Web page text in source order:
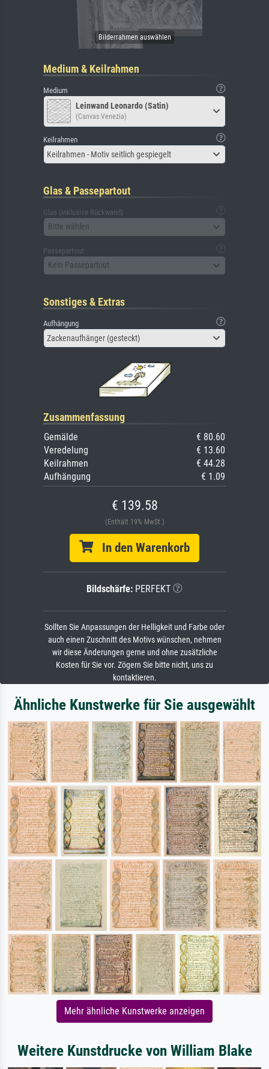
Medium & Keilrahmen
Medium
Leinwand Leonardo (Satin)
(Canvas Venezia)
Keilrahmen
Keilrahmen - Motiv seitlich gespiegelt
Glas & Passepartout
Glas (inklusive Rückwand)
Bitte wählen
Passepartout
Kein Passepartout
Sonstiges & Extras
Aufhängung
Zackenaufhänger (gesteckt)
Zusammenfassung
Gemälde
€ 80.60
Veredelung
€ 13.60
Keilrahmen
€ 44.28
Aufhängung
€ 1.09
€ 139.58
(Enthält 19% MwSt.)
In den Warenkorb
Bildschärfe: PERFEKT
Sollten Sie Anpassungen der Helligkeit und Farbe oder
auch einen Zuschnitt des Motivs wünschen, nehmen
wir diese Änderungen gerne und ohne zusätzliche
Kosten für Sie vor. Zögern Sie bitte nicht, uns zu
kontaktieren.
Ähnliche Kunstwerke für Sie ausgewählt
Mehr ähnliche Kunstwerke anzeigen
Weitere Kunstdrucke von William Blake